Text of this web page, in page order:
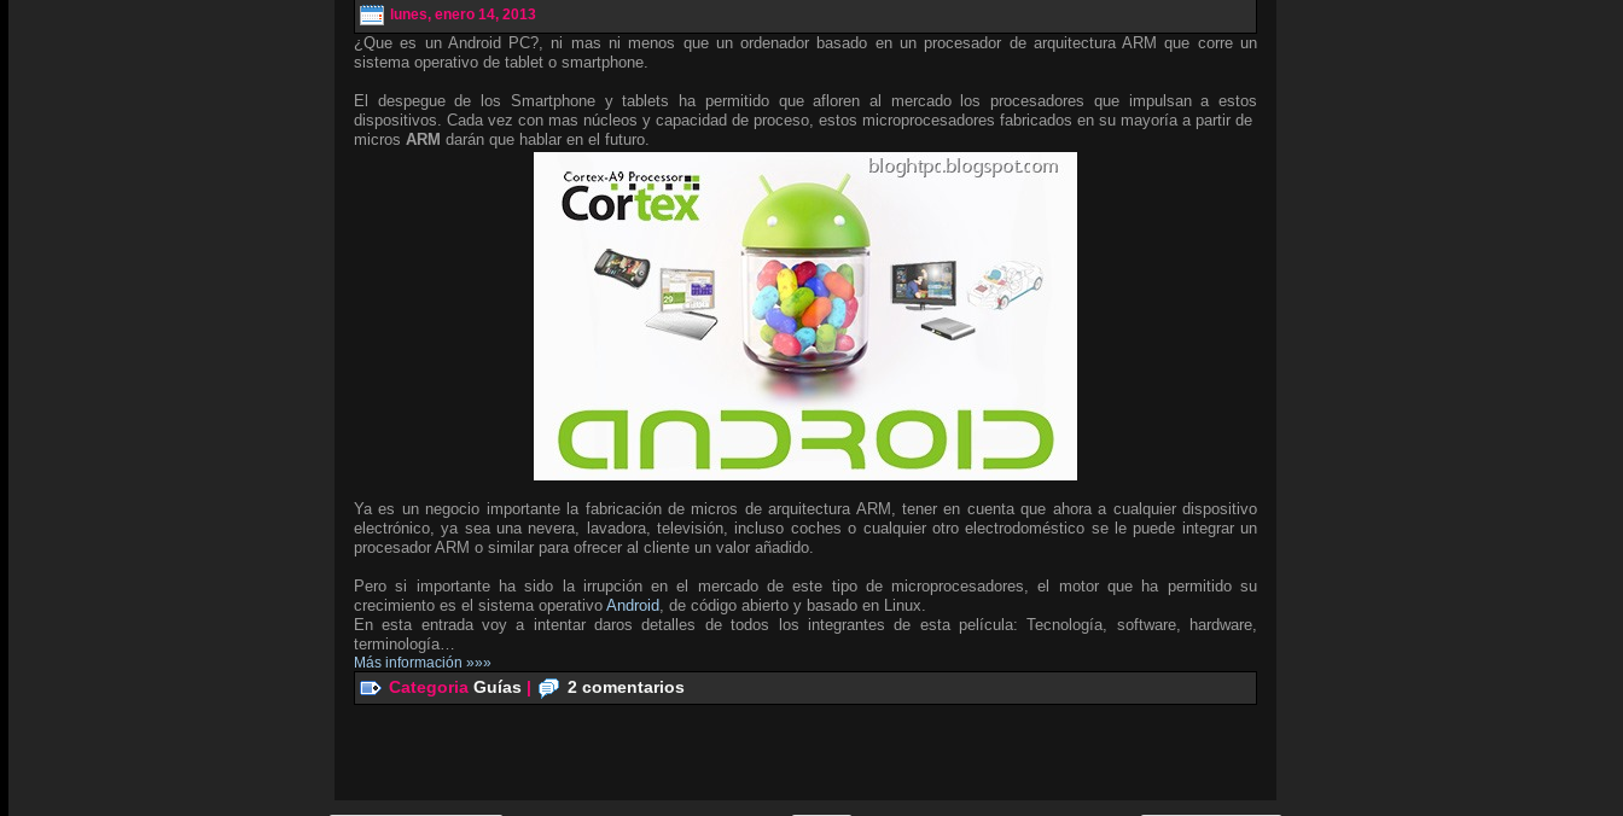
lunes, enero 14, 2013
¿Que es un Android PC?, ni mas ni menos que un ordenador basado en un procesador de arquitectura ARM que corre un
sistema operativo de tablet o smartphone.
El despegue de los Smartphone y tablets ha permitido que afloren al mercado los procesadores que impulsan a estos
dispositivos. Cada vez con mas núcleos y capacidad de proceso, estos microprocesadores fabricados en su mayoría a partir de
micros ARM darán que hablar en el futuro.
Ya es un negocio importante la fabricación de micros de arquitectura ARM, tener en cuenta que ahora a cualquier dispositivo
electrónico, ya sea una nevera, lavadora, televisión, incluso coches o cualquier otro electrodoméstico se le puede integrar un
procesador ARM o similar para ofrecer al cliente un valor añadido.
Pero si importante ha sido la irrupción en el mercado de este tipo de microprocesadores, el motor que ha permitido su
crecimiento es el sistema operativo Android, de código abierto y basado en Linux.
En esta entrada voy a intentar daros detalles de todos los integrantes de esta película: Tecnología, software, hardware,
terminología…
Más información »»»
Categoria Guías | 2 comentarios